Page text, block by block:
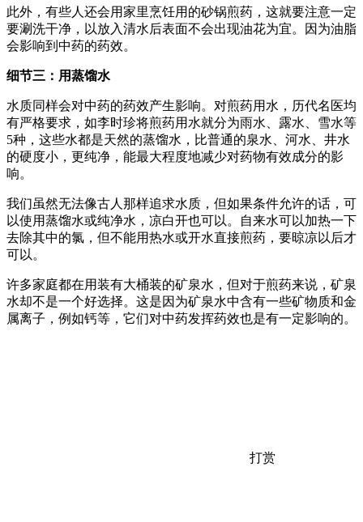
此外，有些人还会用家里烹饪用的砂锅煎药，这就要注意一定
要涮洗干净，以放入清水后表面不会出现油花为宜。因为油脂
会影响到中药的药效。
细节三：用蒸馏水
水质同样会对中药的药效产生影响。对煎药用水，历代名医均
有严格要求，如李时珍将煎药用水就分为雨水、露水、雪水等
5种，这些水都是天然的蒸馏水，比普通的泉水、河水、井水
的硬度小，更纯净，能最大程度地减少对药物有效成分的影
响。
我们虽然无法像古人那样追求水质，但如果条件允许的话，可
以使用蒸馏水或纯净水，凉白开也可以。自来水可以加热一下
去除其中的氯，但不能用热水或开水直接煎药，要晾凉以后才
可以。
许多家庭都在用装有大桶装的矿泉水，但对于煎药来说，矿泉
水却不是一个好选择。这是因为矿泉水中含有一些矿物质和金
属离子，例如钙等，它们对中药发挥药效也是有一定影响的。
打赏